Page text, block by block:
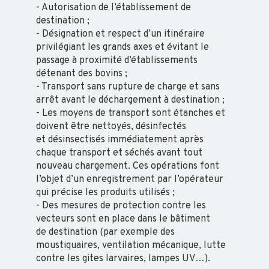
GALE
PARASITISME
PARATUBERCULOSE
PESTE DES
PETITS
RUMINANTS
APICULTURE
VIE DU
RUCHER
VARROA
FRELON
- Autorisation de l’établissement de
destination ;
- Désignation et respect d’un itinéraire
privilégiant les grands axes et évitant le
passage à proximité d’établissements
détenant des bovins ;
- Transport sans rupture de charge et sans
arrêt avant le déchargement à destination ;
- Les moyens de transport sont étanches et
doivent être nettoyés, désinfectés
et désinsectisés immédiatement après
chaque transport et séchés avant tout
nouveau chargement. Ces opérations font
l’objet d’un enregistrement par l’opérateur
qui précise les produits utilisés ;
- Des mesures de protection contre les
vecteurs sont en place dans le bâtiment
de destination (par exemple des
moustiquaires, ventilation mécanique, lutte
contre les gites larvaires, lampes UV…).